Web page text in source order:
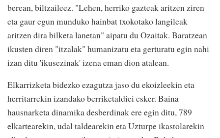
berean, biltzaileez. "Lehen, herriko gazteak aritzen ziren
eta gaur egun munduko hainbat txokotako langileak
aritzen dira bilketa lanetan" aipatu du Ozaitak. Baratzean
ikusten diren "itzalak" humanizatu eta gerturatu egin nahi
izan ditu 'ikusezinak' izena eman dion atalean.
Elkarrizketa bidezko ezagutza jaso du ekoizleekin eta
herritarrekin izandako berriketaldiei esker. Baina
hausnarketa dinamika desberdinak ere egin ditu, 789
elkartearekin, udal taldearekin eta Uzturpe ikastolarekin